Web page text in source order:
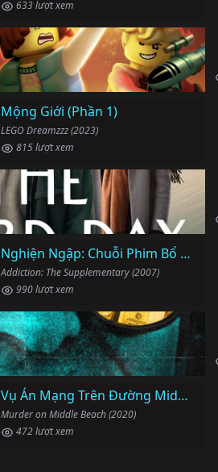
633 lượt xem
Mộng Giới (Phần 1)
LEGO Dreamzzz (2023)
815 lượt xem
Nghiện Ngập: Chuỗi Phim Bổ Trợ
Addiction: The Supplementary (2007)
990 lượt xem
Vụ Án Mạng Trên Đường Middle Beach
Murder on Middle Beach (2020)
472 lượt xem